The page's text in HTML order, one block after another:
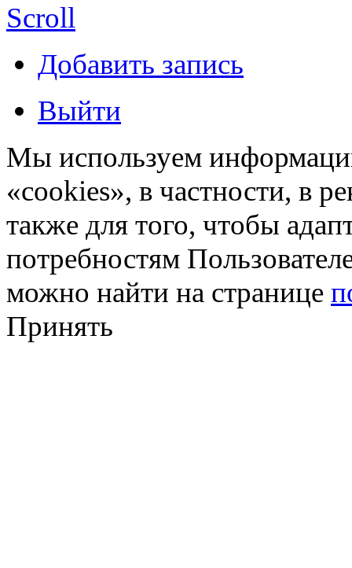
Scroll
Добавить запись
Выйти
Мы используем
«cookies», в частности, в
также для того, чтобы
потребностям
можно найти на странице
Принять